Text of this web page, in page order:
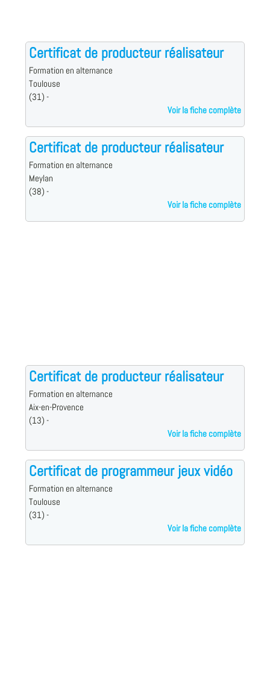
Certificat de producteur réalisateur
Formation en alternance
Toulouse
(31) -
Voir la fiche complète
Certificat de producteur réalisateur
Formation en alternance
Meylan
(38) -
Voir la fiche complète
Certificat de producteur réalisateur
Formation en alternance
Aix-en-Provence
(13) -
Voir la fiche complète
Certificat de programmeur jeux vidéo
Formation en alternance
Toulouse
(31) -
Voir la fiche complète